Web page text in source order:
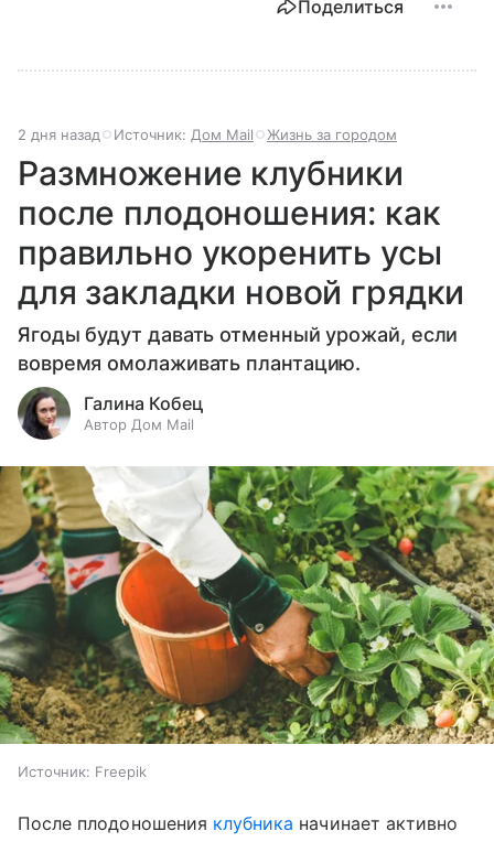
Поделиться
2 дня назад Источник: Дом Mail Жизнь за городом
Размножение клубники
после плодоношения: как
правильно укоренить усы
для закладки новой грядки
Ягоды будут давать отменный урожай, если
вовремя омолаживать плантацию.
Галина Кобец
Автор Дом Mail
Источник: Freepik
После плодоношения клубника начинает активно